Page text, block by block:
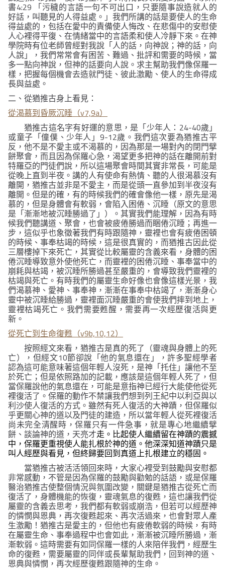
書4:29
「污穢的言語一句不可出口，只要隨事說造就人的
好話，叫聽見的人得益處。」 我們所講的話是要使人的生命
得益處的，包括在愛中的責備使人悔改、在悲傷中的安慰使
人心裡得平復、在情緒當中的言語柔和使人冷靜下來。在神
學院時有位老師曾經對我說「人的話，向神說；神的話，向
人說」，我們常常會有困苦、難過、批評和需要的時候，當
多一點向神說，但神的話要向人說。求主幫助我們像保羅一
樣，把握每個機會去造就門徒、彼此激勵、使人的生命得成
長與益處。
二、從猶推古身上看見：
從渴慕到昏厥沉睡（v7,9a）
猶推古這名字有好運的意思，是「少年人： 24-40歲」
或童子「僮僕、少年人」 9-12歲。我們這次要為猶推古平
反，他不是不愛主或不渴慕的，因為那是一場對內的閉門擘
餅聚會，而且因為保羅心急，渴望更多把神的話在離開前對
特羅亞的門徒們說，所以這場聚會時間其實非常長，可能是
從晚上直到半夜。講的人有使命有熱情、聽的人很渴慕沒有
離開，猶推古並非是不愛主，而是從頭一直參加到半夜沒有
離開。但是的確，有的時候我們的確會像他一樣，原先是渴
慕的，但是身體會有軟弱，會陷入困倦、沉睡（原文的意思
是「漸漸地被沉睡勝過了」）。其實我們能理解，因為有時
候我們聽講道、聚會，也會被疲倦勝過而睏倦沉睡；再進一
步，這似乎也象徵著我們有時跟隨神，靈裡也會有疲倦困頓
的時候、事奉枯竭的時候，這是很真實的，而猶推古因此從
三層樓掉下來死亡，其實從比較屬靈的含義來看，身體的困
倦沉睡導致意外使他死亡，而靈裡的困倦沉睡、事奉當中的
崩耗與枯竭，被沉睡所勝過甚至嚴重的，會導致我們靈裡的
枯竭與死亡。有時我們的屬靈生命好像也會像這樣光景，我
們渴慕神、愛神、事奉神，漸漸在事奉中枯竭了，漸漸身心
靈中被沉睡給勝過，靈裡面沉睡嚴重的會使我們摔到地上，
靈裡枯竭死亡。我們需要甦醒，需要再一次經歷復活與更
新。
從死亡到生命復甦（v9b,10,12）
按照經文來看，猶推古是真的死了（靈魂與身體上的死
亡），但經文10節卻說 「他的氣息還在」
，許多聖經學者
認為這可能意味著這個年輕人沒死，是神「托住」讓他不至
於死亡；但是依照路加的記載，應該是這個年輕人死了，但
當保羅說他的氣息還在，可能是意指神已經行大能使他從死
裡復活了。保羅的動作不禁讓我們想到列王紀中以利亞與以
利沙使人復活的方式。雖然有死人復活的大神蹟，但保羅似
乎更關心神的道以及門徒的建造，所以當年輕人從死裡復活
尚未完全清醒時，保羅只有一件急事，就是專心地繼續擘
餅、談論神的道，天亮才走。比起使人繼續留在神蹟的震撼
中，保羅更重視使人能扎根於神的道。他深深知道神蹟只是
叫人經歷與看見，但終歸要回到真道上扎根建立的穩固。
當猶推古被活活領回來時，大家心裡受到鼓勵與安慰都
非常感動，不管是因為保羅的鼓勵與勸勉的話語，或是保羅
醫治猶推古使整個情況與氛圍改變，關鍵是猶推古從死亡而
復活了，身體機能的恢復，靈魂氣息的復甦，這也讓我們從
屬靈的含義去思考，我們都有軟弱或崩浩，但若可以經歷神
的憐憫與恩典，再次復甦起來、再次活過來，也會對眾人產
生激勵！猶推古是愛主的，但他也有疲倦軟弱的時候，有時
在屬靈生命、事奉過程中也會如此，漸漸被沉睡所勝過，漸
漸軟弱。這時需要有如同保羅一樣的人來陪伴我們，經歷生
命的復甦，需要屬靈的同伴或長輩幫助我們，回到神的道、
恩典與憐憫，再次經歷復甦跟隨神的生命。